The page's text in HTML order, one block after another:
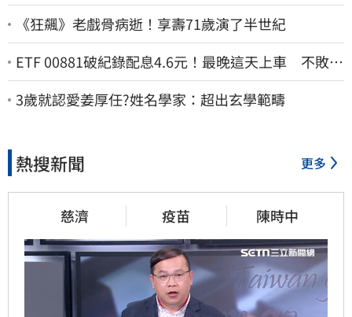
《狂飆》老戲骨病逝！享壽71歲演了半世紀
ETF 00881破紀錄配息4.6元！最晚這天上車 不敗教
主讚：表現超越0050
3歲就認愛姜厚任?姓名學家：超出玄學範疇
熱搜新聞 更多
慈濟 疫苗 陳時中